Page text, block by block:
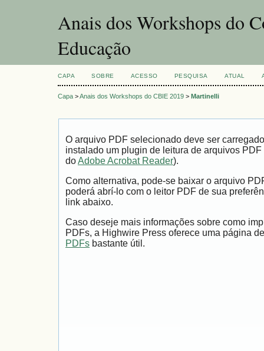
Anais dos Workshops do
Educação
CAPA SOBRE ACESSO PESQUISA ATUAL
Capa >Anais dos Workshops do CBIE 2019 > Martinelli
O arquivo PDF selecionado deve ser
instalado um plugin de leitura de arquivos
doAdobe Acrobat Reader).
Como alternativa, pode-se baixar o arquivo
poderá abrí-lo com o leitor PDF de sua
link abaixo.
Caso deseje mais informações sobre como
PDFs, a Highwire Press oferece uma página
PDFs bastante útil.